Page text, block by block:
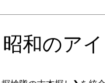
和のア